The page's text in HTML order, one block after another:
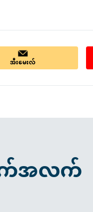
အီးမေးလ်
က်အလက်